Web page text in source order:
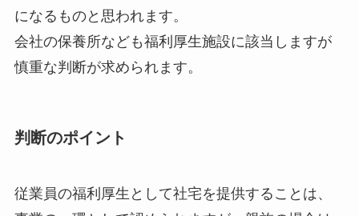
になるものと思われます。
会社の保養所なども福利厚生施設に該当しますが
慎重な判断が求められます。
判断のポイント
従業員の福利厚生として社宅を提供することは、